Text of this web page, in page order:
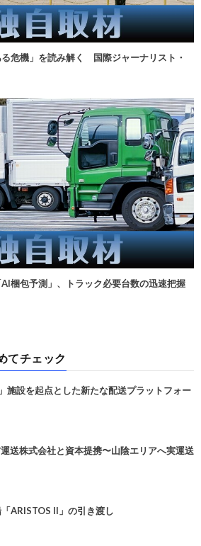
る危機」を読み解く 国際ジャーナリスト・
AI梱包予測」、トラック必要台数の迅速把握
てチェック
設を起点とした新たな配送プラットフォー
送株式会社と資本提携〜山陰エリアへ実運送
ARISTOS II」の引き渡し